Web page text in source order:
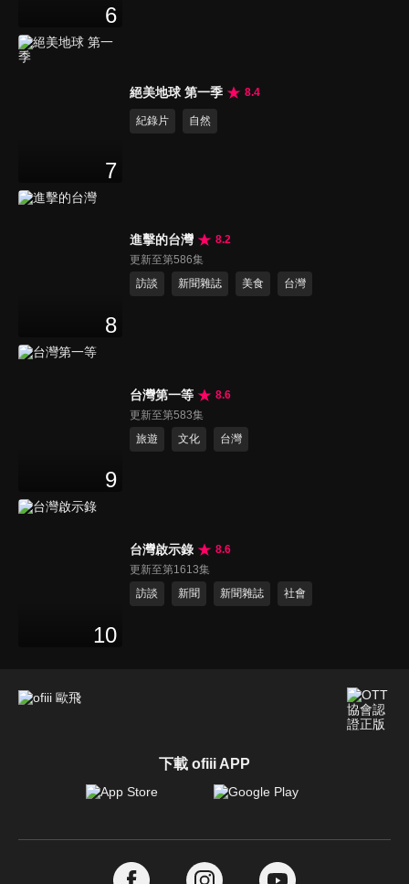
6
7
絕美地球 第一季 8.4
紀錄片 自然
8
進擊的台灣
8.2
更新至第586集
訪談
新聞雜誌 美食 台灣
9
台灣第一等
8.6
更新至第583集
旅遊
文化 台灣
10
台灣啟示錄
8.6
更新至第1613集
訪談
新聞 新聞雜誌 社會
下載 ofiii APP